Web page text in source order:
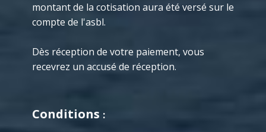
montant de la cotisation aura été versé sur le
compte de l'asbl.
Dès réception de votre paiement, vous
recevrez un accusé de réception.
Conditions :